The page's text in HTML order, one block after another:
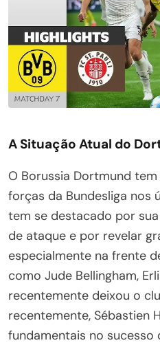
A Situação Atual do
O Borussia Dortmund
forças da Bundesliga nos
tem se destacado por
de ataque e por revelar
especialmente na frente
como Jude Bellingham,
recentemente deixou o
recentemente, Sébastien
fundamentais no sucesso